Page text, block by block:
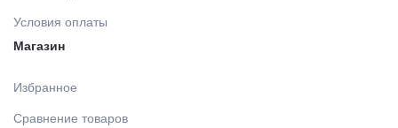
МАТЕРИАЛ ДЛЯ ПРОФИЛАКТИКИ
Условия оплаты
Магазин
Избранное
Сравнение товаров